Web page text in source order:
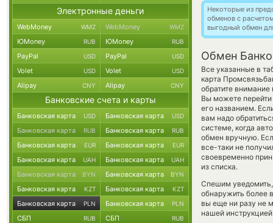
Некоторые из
обменов с
выгодный обмен
Обмен
Все указанные в
карта
обратите
Вы можете
его названием.
вам надо
системе, когда
обмен вручную.
все-таки не
своевременно
из списка.
Спешим
обнаружить более
вы еще ни разу не
нашей инструкцией
Электронные деньги
WebMoney WMZ WebMoney WMZ
ЮMoney RUB ЮMoney RUB
PayPal USD PayPal USD
Volet USD Volet USD
Alipay CNY Alipay CNY
Банковские счета и карты
Банковская карта USD Банковская карта USD
Банковская карта RUB Банковская карта RUB
Банковская карта EUR Банковская карта EUR
Банковская карта UAH Банковская карта UAH
Банковская карта BYN Банковская карта BYN
Банковская карта KZT Банковская карта KZT
Банковская карта PLN Банковская карта PLN
СБП RUB СБП RUB